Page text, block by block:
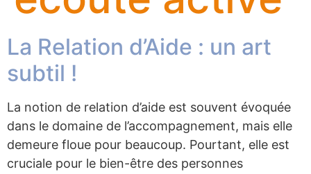
La Relation d’Aide : un art
subtil !
La notion de relation d’aide est souvent évoquée
dans le domaine de l’accompagnement, mais elle
demeure floue pour beaucoup. Pourtant, elle est
cruciale pour le bien-être des personnes